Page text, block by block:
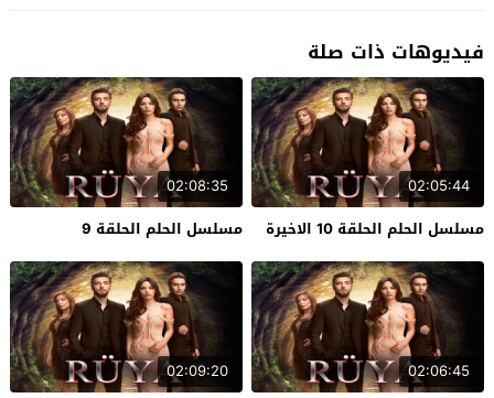
فيديوهات ذات صلة
02:05:44
مسلسل الحلم الحلقة 10 الاخيرة
02:08:35
مسلسل الحلم الحلقة 9
02:06:45
02:09:20